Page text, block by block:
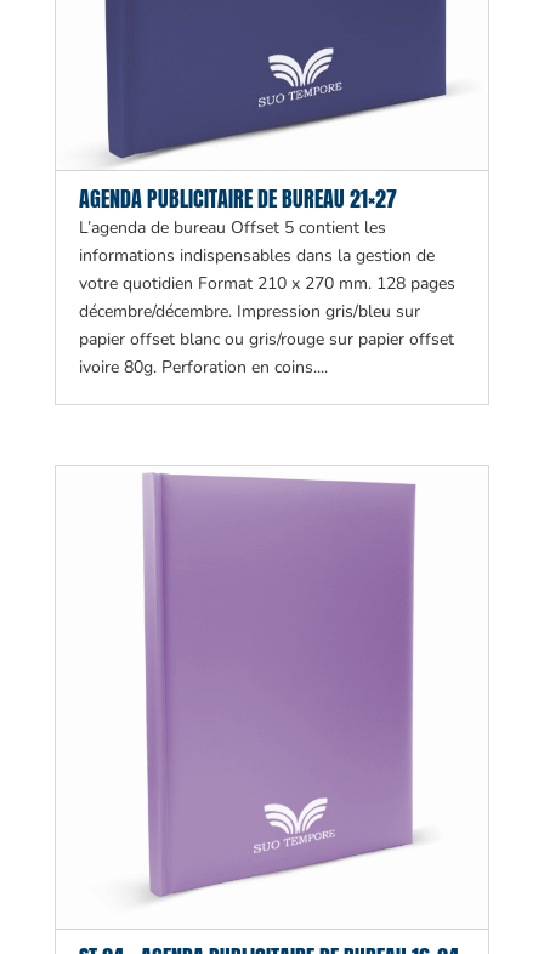
AGENDA PUBLICITAIRE DE BUREAU 21×27
L’agenda de bureau Offset 5 contient les
informations indispensables dans la gestion de
votre quotidien Format 210 x 270 mm. 128 pages
décembre/décembre. Impression gris/bleu sur
papier offset blanc ou gris/rouge sur papier offset
ivoire 80g. Perforation en coins....